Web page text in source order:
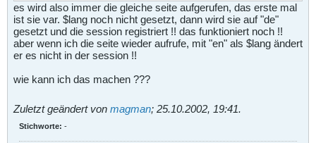
es wird also immer die gleiche seite aufgerufen, das erste mal
ist sie var. $lang noch nicht gesetzt, dann wird sie auf "de"
gesetzt und die session registriert !! das funktioniert noch !!
aber wenn ich die seite wieder aufrufe, mit "en" als $lang ändert
er es nicht in der session !!
wie kann ich das machen ???
Zuletzt geändert von magman; 25.10.2002, 19:41.
Stichworte: -